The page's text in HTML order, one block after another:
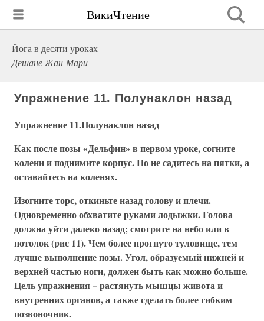
ВикиЧтение
Йога в десяти уроках
Дешане Жан-Мари
Упражнение 11. Полунаклон назад
Упражнение 11.Полунаклон назад
Как после позы «Дельфин» в первом уроке, согните
колени и поднимите корпус. Но не садитесь на пятки, а
оставайтесь на коленях.
Изогните торс, откиньте назад голову и плечи.
Одновременно обхватите руками лодыжки. Голова
должна уйти далеко назад; смотрите на небо или в
потолок (рис 11). Чем более прогнуто туловище, тем
лучше выполнение позы. Угол, образуемый нижней и
верхней частью ноги, должен быть как можно больше.
Цель упражнения – растянуть мышцы живота и
внутренних органов, а также сделать более гибким
позвоночник.